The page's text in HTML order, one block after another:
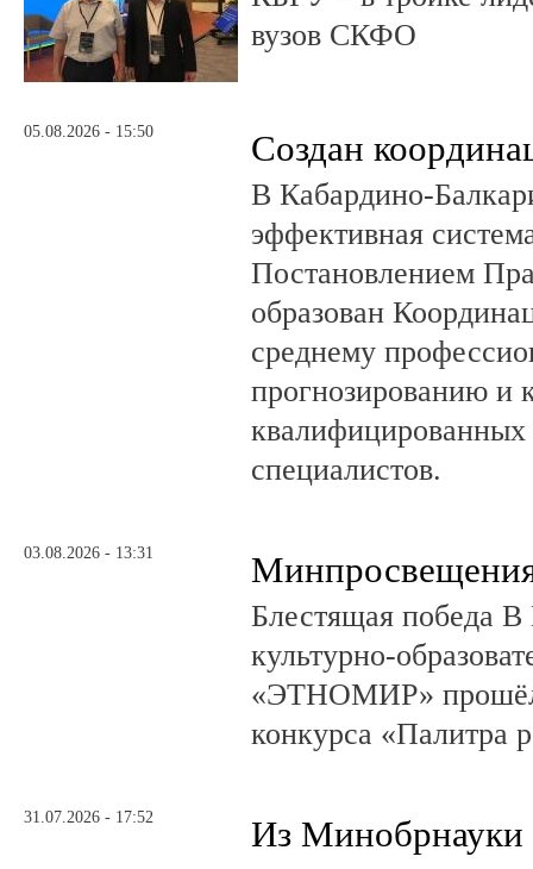
вузов СКФО
05.08.2026 - 15:50 Создан
В Кабардино-
эффективная
Постановлением
образован
среднему
прогнозированию и
квалифицированных
специалистов.
03.08.2026 - 13:31
Блестящая победа В
культурно-
«ЭТНОМИР» прошёл
конкурса «Палитра
31.07.2026 - 17:52
Из Минобрнауки